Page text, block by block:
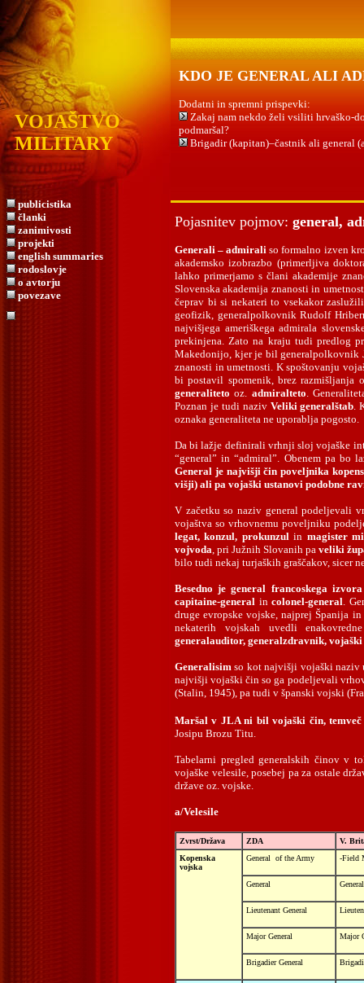
VOJAŠTVO
MILITARY
KDO JE GENERAL ALI
Dodatni in spremni prispevki:
Zakaj nam nekdo želi vsiliti hrvaško-
podmaršal?
Brigadir (kapitan)–častnik ali general
publicistika
članki
zanimivosti
projekti
english summaries
rodoslovje
o avtorju
povezave
Pojasnitev pojmov: general,
Generali – admiraliso formalno izven
akademsko izobrazbo (primerljiva
lahko primerjamo s člani akademije
Slovenska akademija znanosti in
čeprav bi si nekateri to vsekakor
geofizik, generalpolkovnik Rudolf
najvišjega ameriškega admirala
prekinjena. Zato na kraju tudi predlog
Makedonijo, kjer je bil generalpolkovnik
znanosti in umetnosti. K spoštovanju
bi postavil spomenik, brez razmišljanja
generaliteto oz. admiralteto.
Poznan je tudi naziv Veliki generalštab.
oznaka generaliteta ne uporablja pogosto.
Da bi lažje definirali vrhnji sloj vojaške
“general” in “admiral”. Obenem pa bo
General je najvišji čin poveljnika
višji) ali pa vojaški ustanovi podobne
V začetku so naziv general podeljevali
vojaštva so vrhovnemu poveljniku
legat, konzul, prokunzulin magister
vojvoda, pri Južnih Slovanih pa veliki
bilo tudi nekaj turjaških graščakov, sicer
Besedno je general francoskega
capitaine-general incolonel-general.
druge evropske vojske, najprej Španija
nekaterih vojskah uvedli
generalauditor, generalzdravnik,
Generalisimso kot najvišji vojaški
najvišji vojaški čin so ga podeljevali
(Stalin, 1945), pa tudi v španski vojski
Maršal v JLA ni bil vojaški čin, temveč
Josipu Brozu Titu.
Tabelarni pregled generalskih činov v
vojaške velesile, posebej pa za ostale
države oz. vojske.
a/Velesile
Zvrst/Država ZDA
V.
Kopenska
vojska
General of the Army -Field
General General
Lieutenant General
Major General Major
Brigadier General